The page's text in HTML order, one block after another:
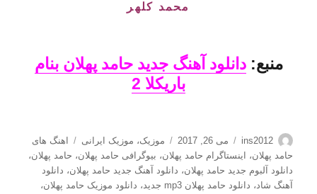
محمد کلهر
منبع:دانلود آهنگ جدید حامد پهلان بنام
باریکلا 2
نویسنده
ins2012
ارسال
شده
در
می 26, 2017 دسته‌ها
موزیک، موزیک ایرانی برچسب‌ها
اهنگ های
حامد پهلان، اینستاگرام حامد پهلان، بیوگرافی حامد پهلان، حامد پهلان،
دانلود آلبوم جدید حامد پهلان، دانلود آهنگ جدید حامد پهلان، دانلود
آهنگ شاد، دانلود حامد پهلان mp3 جدید ، دانلود موزیک حامد پهلان،